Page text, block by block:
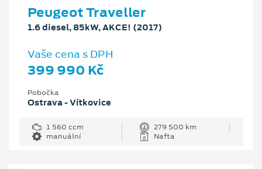
Peugeot Traveller
1.6 diesel, 85kW, AKCE! (2017)
Vaše cena s DPH
399 990 Kč
Pobočka
Ostrava - Vítkovice
1 560 ccm
279 500 km
manuální
Nafta